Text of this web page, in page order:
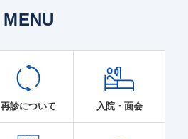
MENU
再診について 入院・面会